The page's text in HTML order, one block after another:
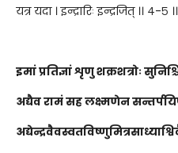
यत्र यदा । इन्द्रारिः इन्द्रजित् ।। ४-५ ।।
इमां प्रतिज्ञां शृणु शक्रशत्रोः
अद्यैव रामं सह लक्ष्मणेन